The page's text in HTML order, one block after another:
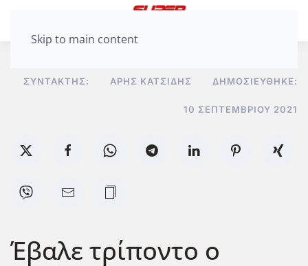
Skip to main content
ΣΥΝΤΆΚΤΗΣ: ΆΡΗΣ ΚΑΤΣΊΔΗΣ ΔΗΜΟΣΙΕΎΘΗΚΕ:
10 ΣΕΠΤΕΜΒΡΊΟΥ 2021
Έβαλε τρίποντο ο